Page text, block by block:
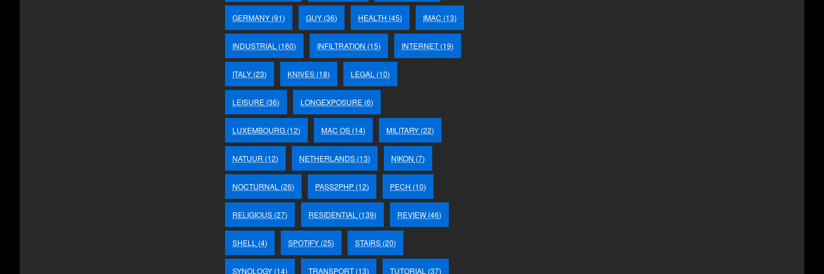
GERMANY (91) GUY (36) HEALTH (45) IMAC (13)
INDUSTRIAL (160) INFILTRATION (15) INTERNET(19)
ITALY (23) KNIVES (18) LEGAL (10)
LEISURE (36) LONGEXPOSURE (6)
LUXEMBOURG (12) MAC OS (14) MILITARY (22)
NATUUR (12) NETHERLANDS (13) NIKON (7)
NOCTURNAL (26) PASS2PHP (12) PECH (10)
RELIGIOUS (27) RESIDENTIAL (139) REVIEW (46)
SHELL (4) SPOTIFY (25) STAIRS (20)
SYNOLOGY (14) TRANSPORT(13) TUTORIAL (37)